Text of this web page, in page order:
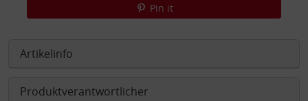
Pin it
Artikelinfo
Produktverantwortlicher